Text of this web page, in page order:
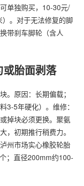
单独购买，10-30元/
。对于无法修复的脚
带刹车脚轮（含人
胎面剥落
。原因：长期偏载；
3-5年硬化）。维修：
掉块必须更换。聚氨
，初期推行稍费力。
州市场实心橡胶轮胎
；直径200mm约100-